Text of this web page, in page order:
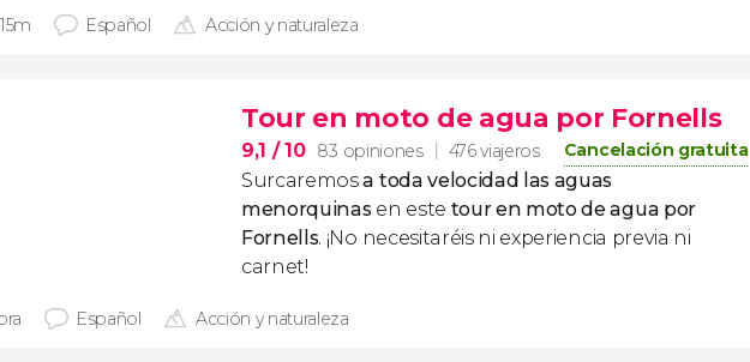
Español Acción y naturaleza
Tour en moto de agua por Fornells
9,1 / 10 83 opiniones 476 viajeros Cancelación gratuita
Surcaremosa toda velocidad las aguas
menorquinasen este tour en moto de agua por
Fornells. ¡No necesitaréis ni experiencia previa ni
carnet!
Español Acción y naturaleza